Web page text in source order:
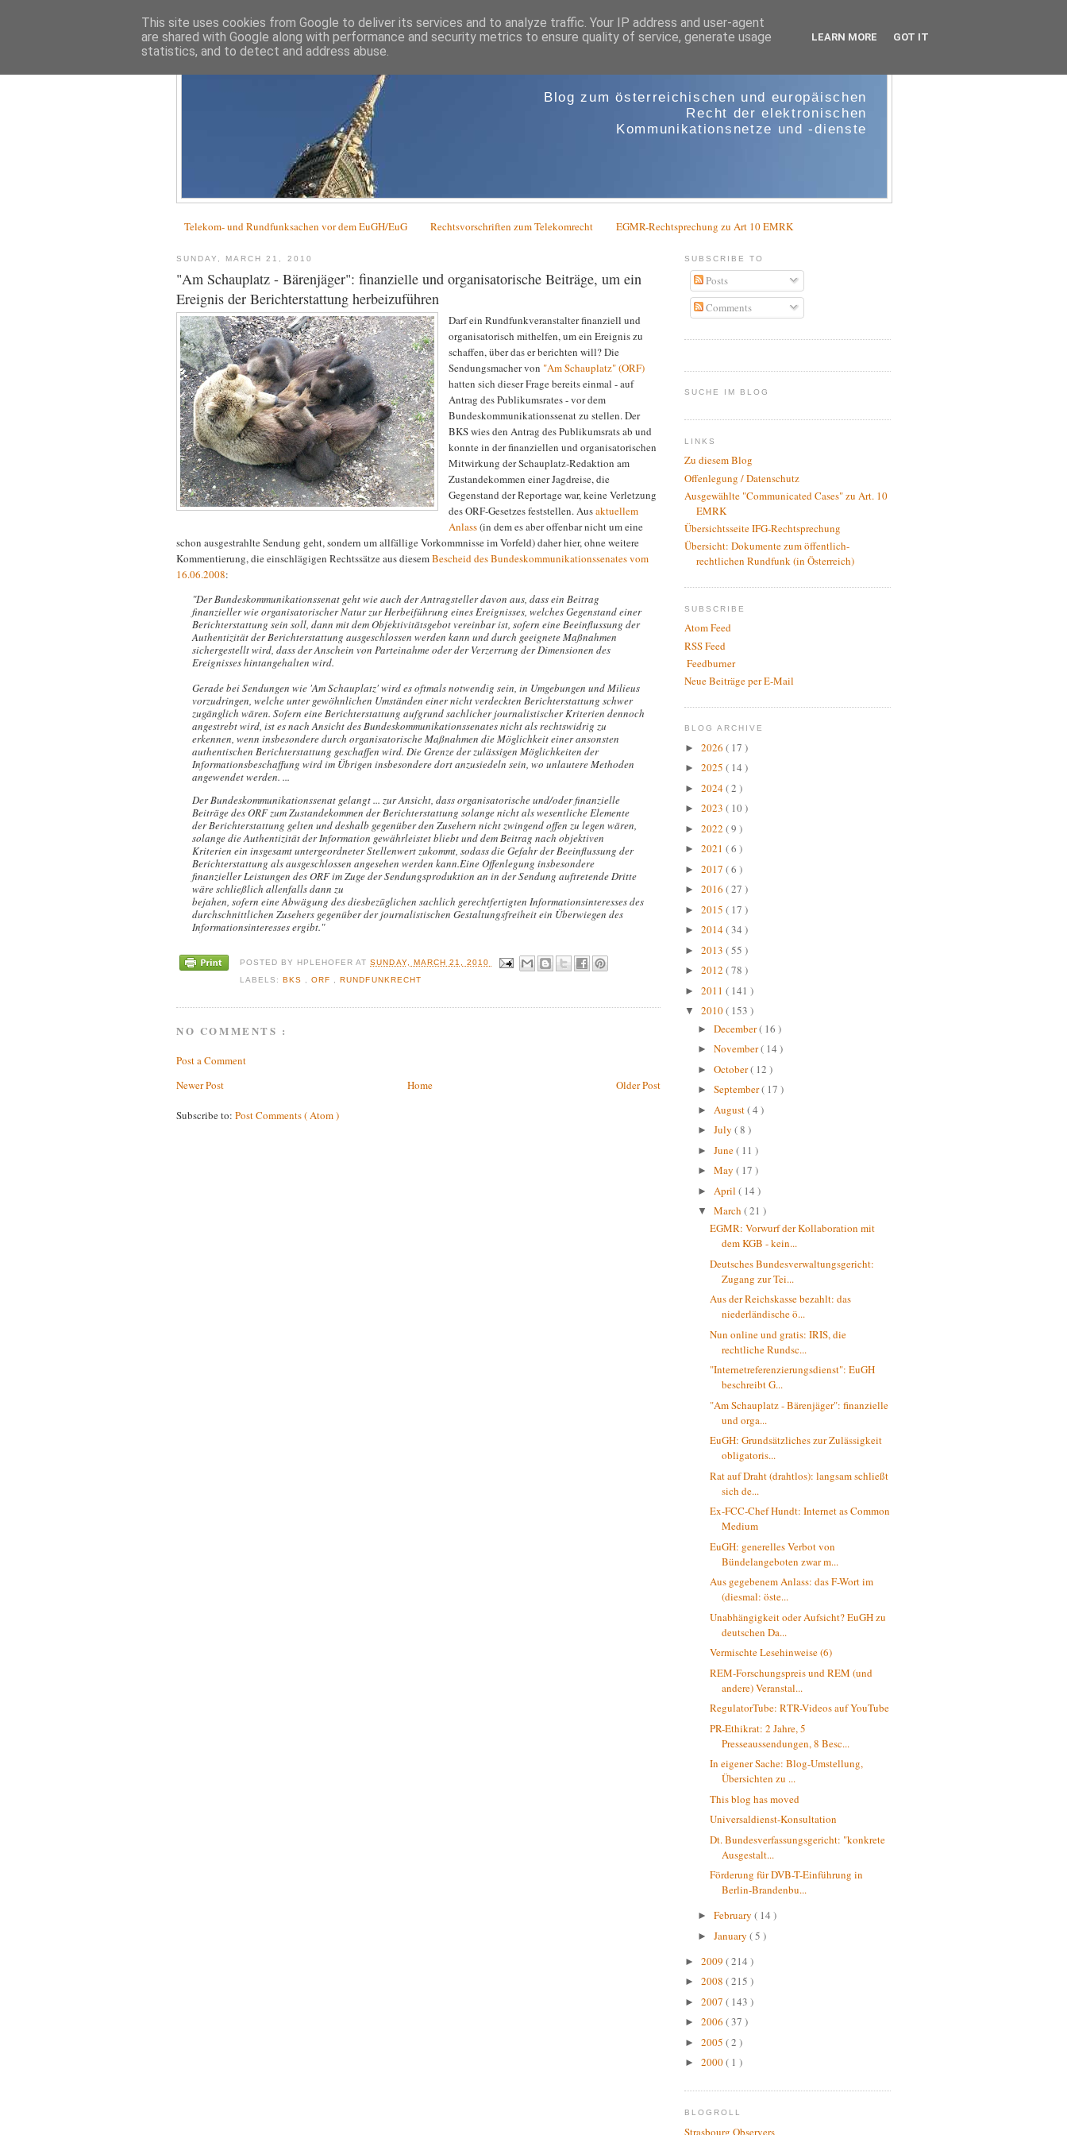
Blog zum österreichischen und europäischen
Recht der elektronischen
Kommunikationsnetze und -dienste
Telekom- und Rundfunksachen vor dem EuGH/EuG Rechtsvorschriften zum Telekomrecht EGMR-Rechtsprechung zu Art 10 EMRK
SUNDAY, MARCH 21, 2010
"Am Schauplatz - Bärenjäger": finanzielle und organisatorische Beiträge, um ein
Ereignis der Berichterstattung herbeizuführen
Darf ein Rundfunkveranstalter finanziell und
organisatorisch mithelfen, um ein Ereignis zu
schaffen, über das er berichten will? Die
Sendungsmacher von "Am Schauplatz" (ORF)
hatten sich dieser Frage bereits einmal - auf
Antrag des Publikumsrates - vor dem
Bundeskommunikationssenat zu stellen. Der
BKS wies den Antrag des Publikumsrats ab und
konnte in der finanziellen und organisatorischen
Mitwirkung der Schauplatz-Redaktion am
Zustandekommen einer Jagdreise, die
Gegenstand der Reportage war, keine Verletzung
des ORF-Gesetzes feststellen. Ausaktuellem
Anlass(in dem es aber offenbar nicht um eine
schon ausgestrahlte Sendung geht, sondern um allfällige Vorkommnisse im Vorfeld) daher hier, ohne weitere
Kommentierung, die einschlägigen Rechtssätze aus diesemBescheid des Bundeskommunikationssenates vom
16.06.2008:
"Der Bundeskommunikationssenat geht wie auch der Antragsteller davon aus, dass ein Beitrag
finanzieller wie organisatorischer Natur zur Herbeiführung eines Ereignisses, welches Gegenstand einer
Berichterstattung sein soll, dann mit dem Objektivitätsgebot vereinbar ist, sofern eine Beeinflussung der
Authentizität der Berichterstattung ausgeschlossen werden kann und durch geeignete Maßnahmen
sichergestellt wird, dass der Anschein von Parteinahme oder der Verzerrung der Dimensionen des
Ereignisses hintangehalten wird.
Gerade bei Sendungen wie 'Am Schauplatz' wird es oftmals notwendig sein, in Umgebungen und Milieus
vorzudringen, welche unter gewöhnlichen Umständen einer nicht verdeckten Berichterstattung schwer
zugänglich wären. Sofern eine Berichterstattung aufgrund sachlicher journalistischer Kriterien dennoch
angestrebt wird, ist es nach Ansicht des Bundeskommunikationssenates nicht als rechtswidrig zu
erkennen, wenn insbesondere durch organisatorische Maßnahmen die Möglichkeit einer ansonsten
authentischen Berichterstattung geschaffen wird. Die Grenze der zulässigen Möglichkeiten der
Informationsbeschaffung wird im Übrigen insbesondere dort anzusiedeln sein, wo unlautere Methoden
angewendet werden. ...
Der Bundeskommunikationssenat gelangt ... zur Ansicht, dass organisatorische und/oder finanzielle
Beiträge des ORF zum Zustandekommen der Berichterstattung solange nicht als wesentliche Elemente
der Berichterstattung gelten und deshalb gegenüber den Zusehern nicht zwingend offen zu legen wären,
solange die Authentizität der Information gewährleistet bliebt und dem Beitrag nach objektiven
Kriterien ein insgesamt untergeordneter Stellenwert zukommt, sodass die Gefahr der Beeinflussung der
Berichterstattung als ausgeschlossen angesehen werden kann.Eine Offenlegung insbesondere
finanzieller Leistungen des ORF im Zuge der Sendungsproduktion an in der Sendung auftretende Dritte
wäre schließlich allenfalls dann zu
bejahen, sofern eine Abwägung des diesbezüglichen sachlich gerechtfertigten Informationsinteresses des
durchschnittlichen Zusehers gegenüber der journalistischen Gestaltungsfreiheit ein Überwiegen des
Informationsinteresses ergibt."
POSTED BY HPLEHOFERATSUNDAY, MARCH 21, 2010
LABELS:BKS ,ORF ,RUNDFUNKRECHT
NO COMMENTS :
Post a Comment
Newer Post
Older Post
Home
Subscribe to: Post Comments ( Atom )
SUBSCRIBE TO
Posts
Comments
SUCHE IM BLOG
LINKS
Zu diesem Blog
Offenlegung / Datenschutz
Ausgewählte "Communicated Cases" zu Art. 10
EMRK
Übersichtsseite IFG-Rechtsprechung
Übersicht: Dokumente zum öffentlich-
rechtlichen Rundfunk (in Österreich)
SUBSCRIBE
Atom Feed
RSS Feed
Feedburner
Neue Beiträge per E-Mail
BLOG ARCHIVE
► 2026 ( 17 )
► 2025 ( 14 )
► 2024( 2 )
► 2023 ( 10 )
► 2022 ( 9 )
► 2021 ( 6 )
► 2017 ( 6 )
► 2016 ( 27 )
► 2015 ( 17 )
► 2014( 34 )
► 2013 ( 55 )
► 2012 ( 78 )
► 2011 ( 141 )
▼ 2010( 153 )
► December( 16 )
► November( 14 )
► October( 12 )
► September( 17 )
► August( 4 )
► July ( 8 )
► June( 11 )
► May ( 17 )
► April ( 14 )
▼ March ( 21 )
EGMR: Vorwurf der Kollaboration mit
dem KGB - kein...
Deutsches Bundesverwaltungsgericht:
Zugang zur Tei...
Aus der Reichskasse bezahlt: das
niederländische ö...
Nun online und gratis: IRIS, die
rechtliche Rundsc...
"Internetreferenzierungsdienst": EuGH
beschreibt G...
"Am Schauplatz - Bärenjäger": finanzielle
und orga...
EuGH: Grundsätzliches zur Zulässigkeit
obligatoris...
Rat auf Draht (drahtlos): langsam schließt
sich de...
Ex-FCC-Chef Hundt: Internet as Common
Medium
EuGH: generelles Verbot von
Bündelangeboten zwar m...
Aus gegebenem Anlass: das F-Wort im
(diesmal: öste...
Unabhängigkeit oder Aufsicht? EuGH zu
deutschen Da...
Vermischte Lesehinweise (6)
REM-Forschungspreis und REM (und
andere) Veranstal...
RegulatorTube: RTR-Videos auf YouTube
PR-Ethikrat: 2 Jahre, 5
Presseaussendungen, 8 Besc...
In eigener Sache: Blog-Umstellung,
Übersichten zu ...
This blog has moved
Universaldienst-Konsultation
Dt. Bundesverfassungsgericht: "konkrete
Ausgestalt...
Förderung für DVB-T-Einführung in
Berlin-Brandenbu...
► February ( 14 )
► January ( 5 )
► 2009 ( 214 )
► 2008 ( 215 )
► 2007 ( 143 )
► 2006 ( 37 )
► 2005 ( 2 )
► 2000( 1 )
BLOGROLL
Strasbourg Observers
This site uses cookies from Google to deliver its services and to analyze traffic. Your IP address and user-agent
are shared with Google along with performance and security metrics to ensure quality of service, generate usage
statistics, and to detect and address abuse.
LEARN MORE GOT IT